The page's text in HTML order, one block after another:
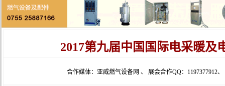
2017第九届中国国际电采暖及
合作媒体：亚威燃气设备网 、 展会合作QQ：1197377912、